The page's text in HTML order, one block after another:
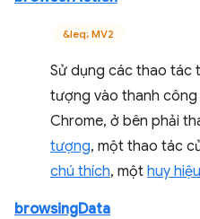
&leq; MV2
Sử dụng các thao tác
tượng vào thanh
Chrome, ở bên phải
tượng, một thao tác
chú thích, một huy hiệu
browsingData